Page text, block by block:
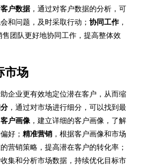
户数据 ，通过对客户数据的分析，可
和问题，及时采取行动；协同工作 ，
团队更好地协同工作，提高整体效
市场
企业更有效地定位潜在客户，从而缩
，通过对市场进行细分，可以找到最
客户画像 ，建立详细的客户画像，了解
好；精准营销 ，根据客户画像和市场
营销策略，提高潜在客户的转化率；
集和分析市场数据，持续优化目标市